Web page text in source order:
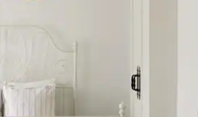
je de pijltjestoetsen omhoog en